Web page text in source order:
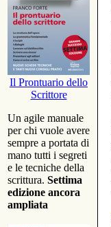
Il Prontuario dello
Scrittore
Un agile manuale
per chi vuole avere
sempre a portata di
mano tutti i segreti
e le tecniche della
scrittura. Settima
edizione ancora
ampliata